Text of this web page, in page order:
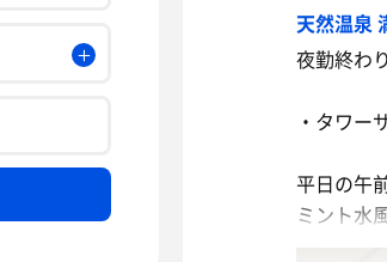
天然温泉
夜勤終わ
・タワ
平日の午
ミント水